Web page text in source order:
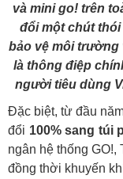
và mini go! trên
đổi một chút
bảo vệ môi trường
là thông điệp
người tiêu dùng
Đặc biệt, từ đầu
đổi 100% sang túi
ngân hệ thống GO!,
đồng thời khuyến